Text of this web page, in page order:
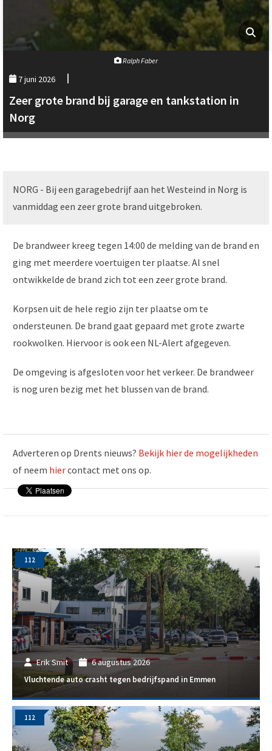
Ralph Faber
7 juni 2026
Zeer grote brand bij garage en tankstation in
Norg
NORG - Bij een garagebedrijf aan het Westeind in Norg is
vanmiddag een zeer grote brand uitgebroken.
De brandweer kreeg tegen 14:00 de melding van de brand en
ging met meerdere voertuigen ter plaatse. Al snel
ontwikkelde de brand zich tot een zeer grote brand.
Korpsen uit de hele regio zijn ter plaatse om te
ondersteunen. De brand gaat gepaard met grote zwarte
rookwolken. Hiervoor is ook een NL-Alert afgegeven.
De omgeving is afgesloten voor het verkeer. De brandweer
is nog uren bezig met het blussen van de brand.
Adverteren op Drents nieuws? Bekijk hier de mogelijkheden
of neem hiercontact met ons op.
Erik Smit 6 augustus 2026
Vluchtende auto crasht tegen bedrijfspand in Emmen
112
112